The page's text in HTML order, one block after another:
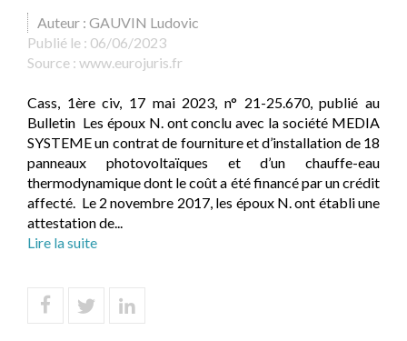
Auteur : GAUVIN Ludovic
Publié le : 06/06/2023
Source : www.eurojuris.fr
Cass, 1ère civ, 17 mai 2023, n° 21-25.670, publié au
Bulletin Les époux N. ont conclu avec la société MEDIA
SYSTEME un contrat de fourniture et d’installation de 18
panneaux photovoltaïques et d’un chauffe-eau
thermodynamique dont le coût a été financé par un crédit
affecté. Le 2 novembre 2017, les époux N. ont établi une
attestation de...
Lire la suite